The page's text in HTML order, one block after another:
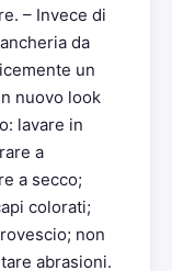
– Invece di
da
un
nuovo look
lavare in
a
a secco;
colorati;
non
abrasioni.